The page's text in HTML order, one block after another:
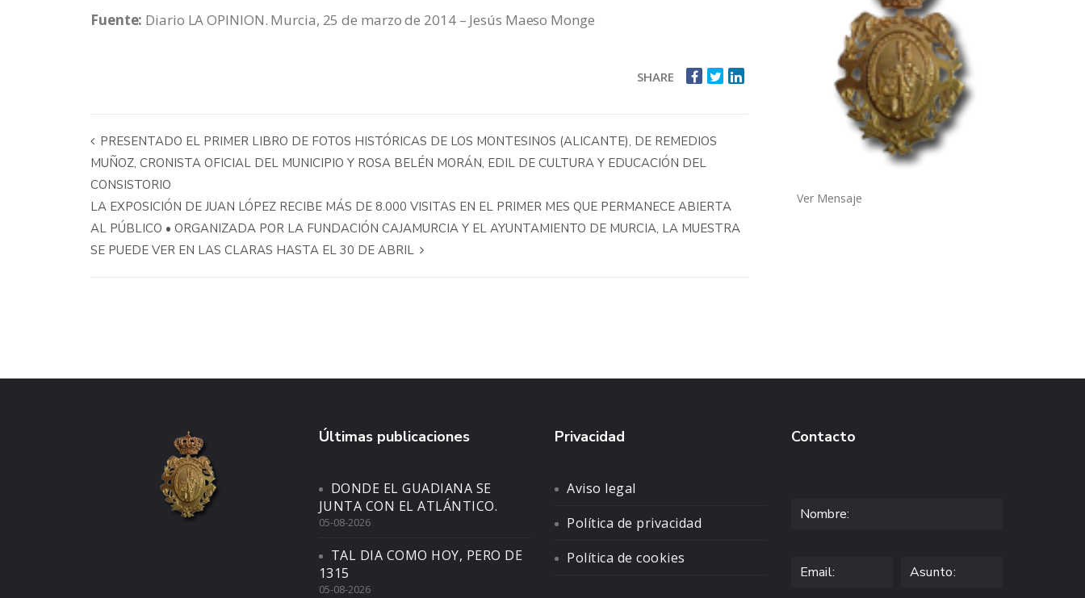
Fuente: Diario LA OPINION. Murcia, 25 de marzo de 2014 – Jesús Maeso Monge
SHARE
PRESENTADO EL PRIMER LIBRO DE FOTOS HISTÓRICAS DE LOS MONTESINOS (ALICANTE), DE REMEDIOS
MUÑOZ, CRONISTA OFICIAL DEL MUNICIPIO Y ROSA BELÉN MORÁN, EDIL DE CULTURA Y EDUCACIÓN DEL
CONSISTORIO
LA EXPOSICIÓN DE JUAN LÓPEZ RECIBE MÁS DE 8.000 VISITAS EN EL PRIMER MES QUE PERMANECE ABIERTA
AL PÚBLICO • ORGANIZADA POR LA FUNDACIÓN CAJAMURCIA Y EL AYUNTAMIENTO DE MURCIA, LA MUESTRA
SE PUEDE VER EN LAS CLARAS HASTA EL 30 DE ABRIL
Ver Mensaje
Últimas publicaciones
DONDE EL GUADIANA SE
JUNTA CON EL ATLÁNTICO.
05-08-2026
TAL DIA COMO HOY, PERO DE
1315
05-08-2026
Privacidad
Aviso legal
Política de privacidad
Política de cookies
Contacto